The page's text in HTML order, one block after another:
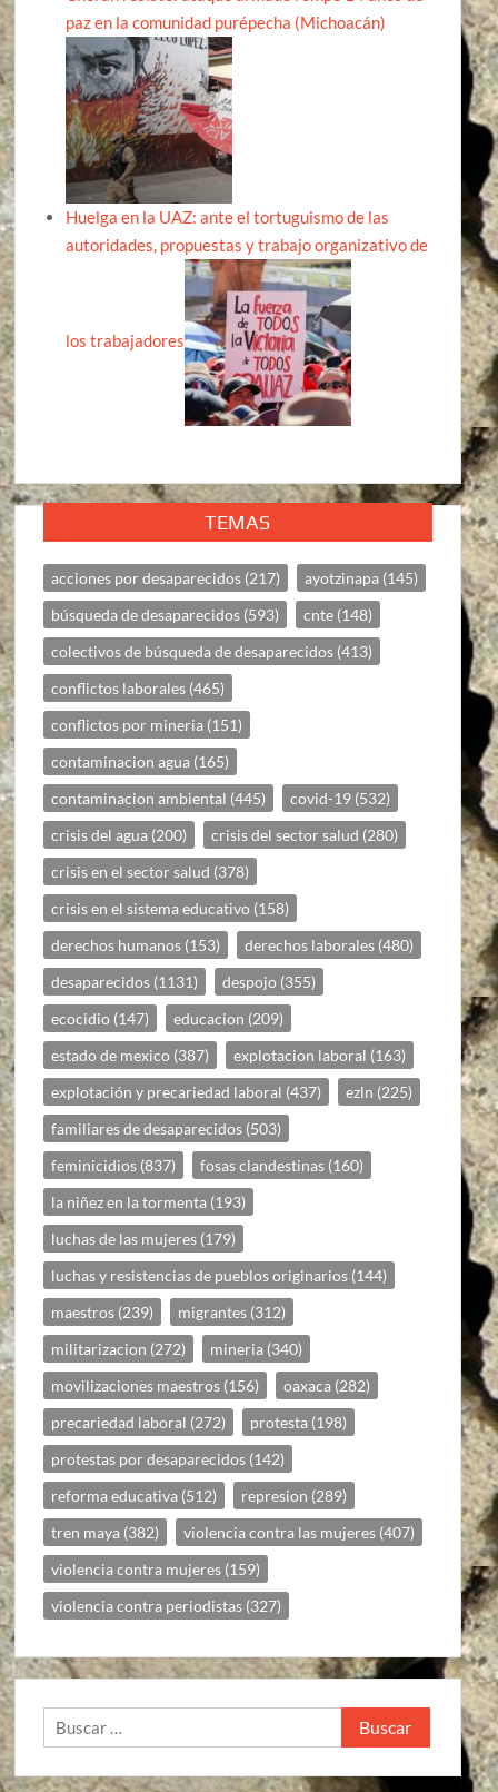
paz en la comunidad purépecha (Michoacán)
Huelga en la UAZ: ante el tortuguismo de las
autoridades, propuestas y trabajo organizativo de
los trabajadores
TEMAS
acciones por desaparecidos (217) ayotzinapa (145)
búsqueda de desaparecidos (593) cnte (148)
colectivos de búsqueda de desaparecidos (413)
conflictos laborales (465)
conflictos por mineria (151)
contaminacion agua (165)
contaminacion ambiental (445) covid-19 (532)
crisis del agua (200) crisis del sector salud (280)
crisis en el sector salud (378)
crisis en el sistema educativo (158)
derechos humanos (153) derechos laborales (480)
desaparecidos (1131) despojo (355)
ecocidio (147) educacion (209)
estado de mexico (387) explotacion laboral (163)
explotación y precariedad laboral (437) ezln (225)
familiares de desaparecidos (503)
feminicidios (837) fosas clandestinas (160)
la niñez en la tormenta (193)
luchas de las mujeres (179)
luchas y resistencias de pueblos originarios (144)
maestros (239) migrantes (312)
militarizacion (272) mineria (340)
movilizaciones maestros (156) oaxaca (282)
precariedad laboral (272) protesta (198)
protestas por desaparecidos (142)
reforma educativa (512) represion (289)
tren maya (382) violencia contra las mujeres (407)
violencia contra mujeres (159)
violencia contra periodistas (327)
Buscar: